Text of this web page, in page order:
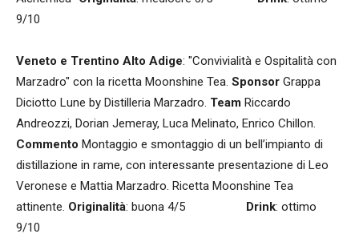
9/10
Veneto e Trentino Alto Adige: "Convivialità e Ospitalità con
Marzadro" con la ricetta Moonshine Tea. Sponsor Grappa
Diciotto Lune by Distilleria Marzadro. Team Riccardo
Andreozzi, Dorian Jemeray, Luca Melinato, Enrico Chillon.
Commento Montaggio e smontaggio di un bell’impianto di
distillazione in rame, con interessante presentazione di Leo
Veronese e Mattia Marzadro. Ricetta Moonshine Tea
attinente. Originalità: buona 4/5 Drink: ottimo
9/10